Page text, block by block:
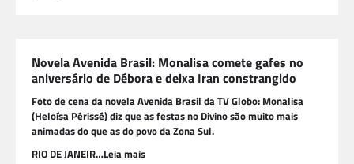
Novela Avenida Brasil: Monalisa comete gafes no
aniversário de Débora e deixa Iran constrangido
Foto de cena da novela Avenida Brasil da TV Globo: Monalisa
(Heloísa Périssé) diz que as festas no Divino são muito mais
animadas do que as do povo da Zona Sul.
RIO DE JANEIR…Leia mais